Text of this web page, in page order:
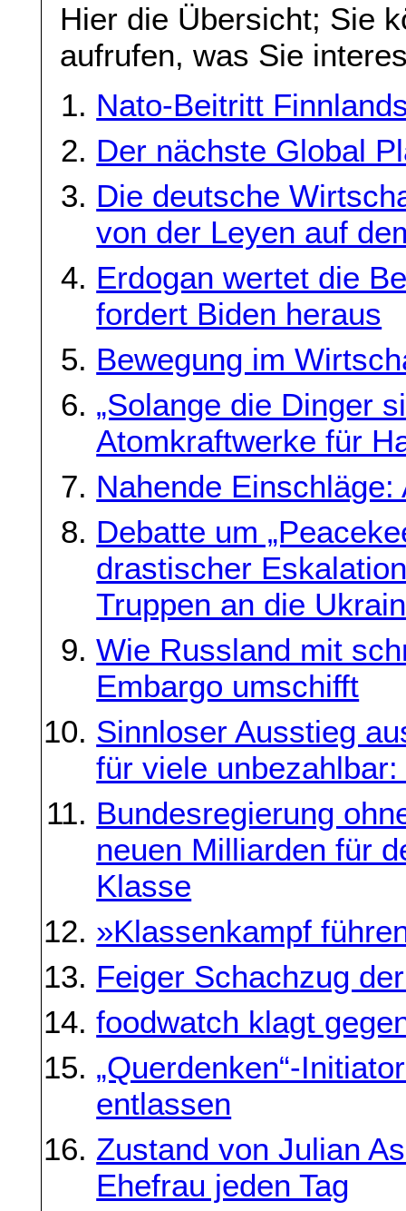
Hier die Übersicht; Sie
aufrufen, was Sie
Nato-Beitritt
Der nächste Global
Die deutsche
von der Leyen auf
Erdogan wertet die
fordert Biden heraus
Bewegung im
„Solange die Dinger
Atomkraftwerke für
Nahende
Debatte um
drastischer
Truppen an die
Wie Russland mit
Embargo umschifft
Sinnloser Ausstieg
für viele
Bundesregierung
neuen Milliarden für
Klasse
»Klassenkampf
Feiger Schachzug
foodwatch klagt
„Querdenken“-
entlassen
Zustand von Julian
Ehefrau jeden Tag